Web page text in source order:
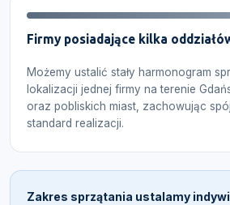
Firmy posiadające kilka
Możemy ustalić stały harmonogram
lokalizacji jednej firmy na terenie
oraz pobliskich miast, zachowując
standard realizacji.
Zakres sprzątania ustalamy